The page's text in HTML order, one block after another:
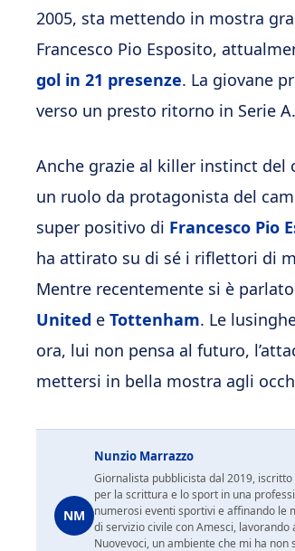
2005, sta mettendo in mostra
Francesco Pio Esposito,
gol in 21 presenze. La giovane
verso un presto ritorno in Serie A.
Anche grazie al killer instinct del
un ruolo da protagonista del
super positivo di Francesco Pio
ha attirato su di sé i riflettori di
Mentre recentemente si è
United e Tottenham. Le
ora, lui non pensa al futuro,
mettersi in bella mostra agli
NM
Nunzio Marrazzo
Giornalista pubblicista dal 2019,
per la scrittura e lo sport in una
numerosi eventi sportivi e affinando le
di servizio civile con Amesci,
Nuovevoci, un ambiente che mi ha